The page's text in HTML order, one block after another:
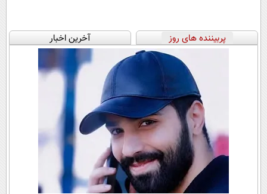
پربیننده های روز آخرین اخبار